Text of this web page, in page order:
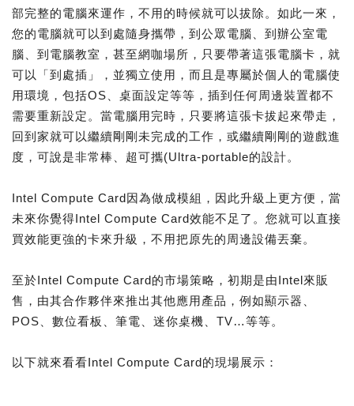
部完整的電腦來運作，不用的時候就可以拔除。如此一來，
您的電腦就可以到處隨身攜帶，到公眾電腦、到辦公室電
腦、到電腦教室，甚至網咖場所，只要帶著這張電腦卡，就
可以「到處插」，並獨立使用，而且是專屬於個人的電腦使
用環境，包括OS、桌面設定等等，插到任何周邊裝置都不
需要重新設定。當電腦用完時，只要將這張卡拔起來帶走，
回到家就可以繼續剛剛未完成的工作，或繼續剛剛的遊戲進
度，可說是非常棒、超可攜(Ultra-portable的設計。
Intel Compute Card因為做成模組，因此升級上更方便，當
未來你覺得Intel Compute Card效能不足了。您就可以直接
買效能更強的卡來升級，不用把原先的周邊設備丟棄。
至於Intel Compute Card的市場策略，初期是由Intel來販
售，由其合作夥伴來推出其他應用產品，例如顯示器、
POS、數位看板、筆電、迷你桌機、TV…等等。
以下就來看看Intel Compute Card的現場展示：